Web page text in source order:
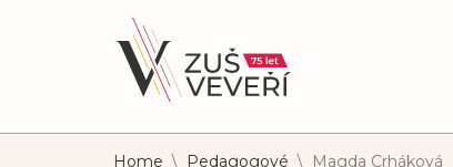
Home \ Pedagogové \ Magda Crháková